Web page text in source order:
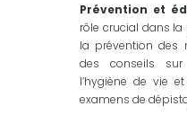
Prévention et
rôle crucial dans
la prévention des
des conseils sur
l’hygiène de vie
examens de